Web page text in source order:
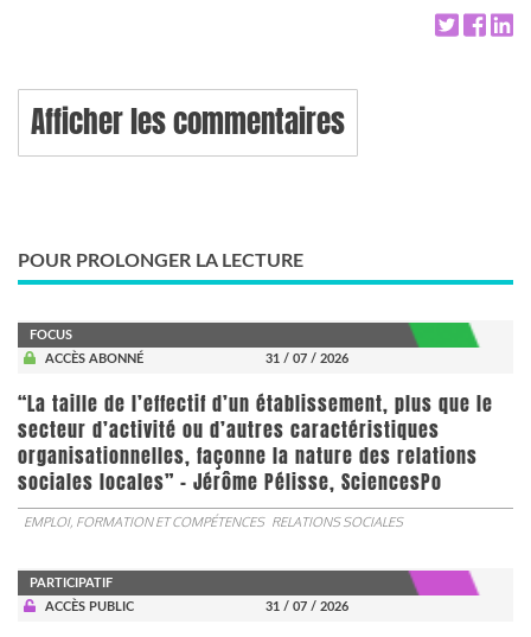
Afficher les commentaires
POUR PROLONGER LA LECTURE
FOCUS
ACCÈS ABONNÉ
31 / 07 / 2026
“La taille de l’effectif d’un établissement, plus que le
secteur d’activité ou d’autres caractéristiques
organisationnelles, façonne la nature des relations
sociales locales” - Jérôme Pélisse, SciencesPo
EMPLOI, FORMATION ET COMPÉTENCES RELATIONS SOCIALES
PARTICIPATIF
ACCÈS PUBLIC
31 / 07 / 2026